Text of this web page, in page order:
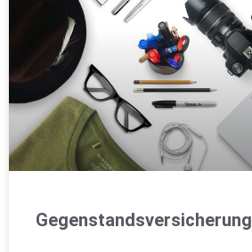
Gegenstandsversicherung